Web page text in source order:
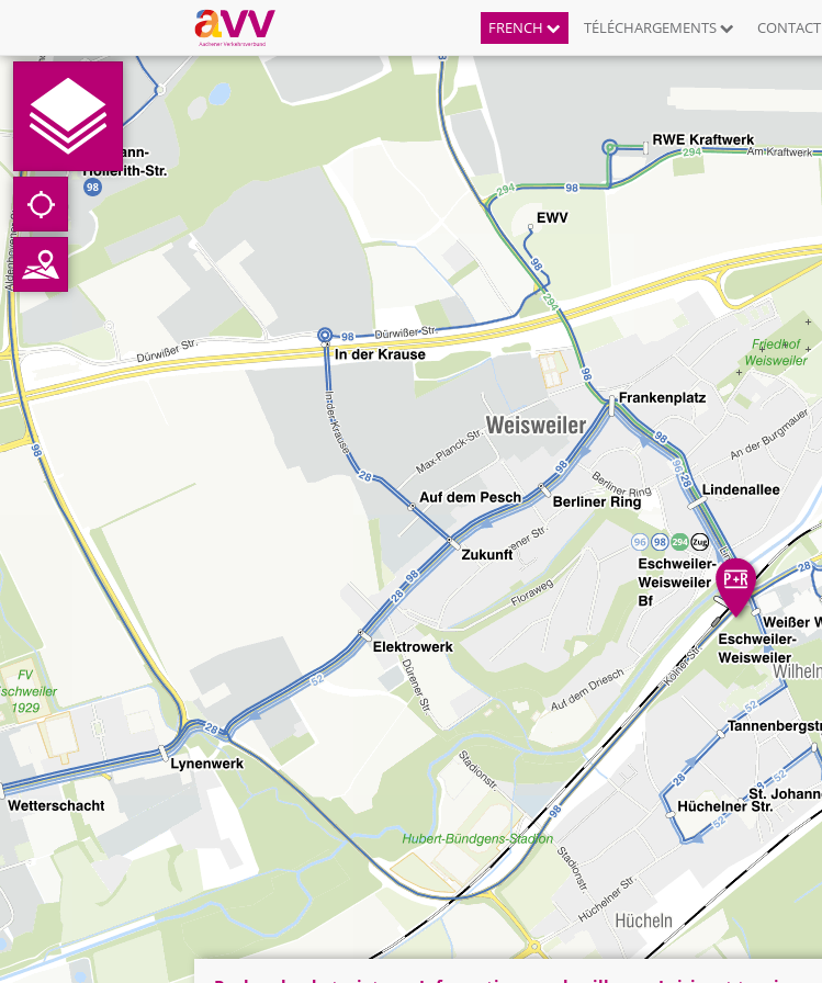
FRENCH TÉLÉCHARGEMENTS CONTACT